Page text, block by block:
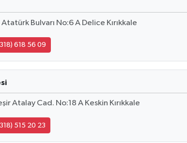
Bulvarı No:6 A Delice Kırıkkale
618 56 09
Atalay Cad. No:18 A Keskin Kırıkkale
515 20 23